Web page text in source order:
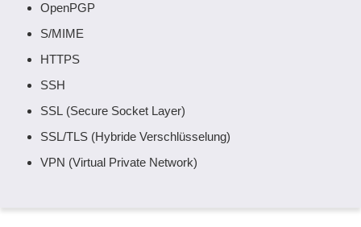
OpenPGP
S/MIME
HTTPS
SSH
SSL (Secure Socket Layer)
SSL/TLS (Hybride Verschlüsselung)
VPN (Virtual Private Network)